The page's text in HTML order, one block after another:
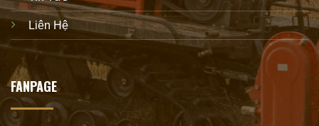
Liên Hệ
FANPAGE